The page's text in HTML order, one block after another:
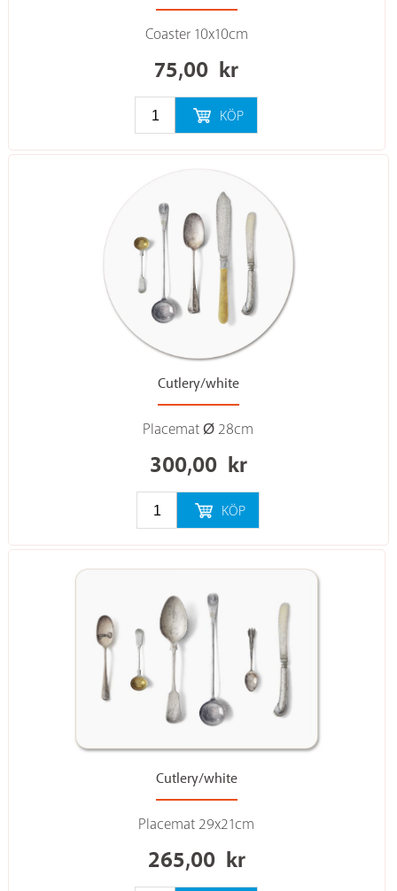
Coaster 10x10cm
75,00 kr
KÖP
Cutlery/white
Placemat Ø 28cm
300,00 kr
KÖP
Cutlery/white
Placemat 29x21cm
265,00 kr